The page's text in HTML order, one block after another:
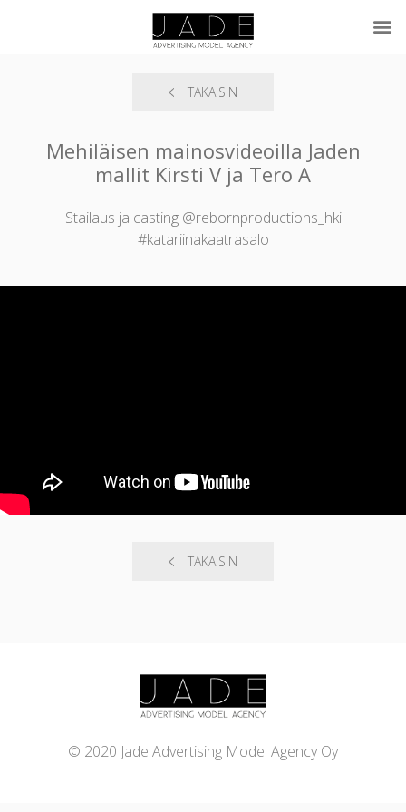
TAKAISIN
Mehiläisen mainosvideoilla Jaden
mallit Kirsti V ja Tero A
Stailaus ja casting @rebornproductions_hki
#katariinakaatrasalo
TAKAISIN
© 2020 Jade Advertising Model Agency Oy